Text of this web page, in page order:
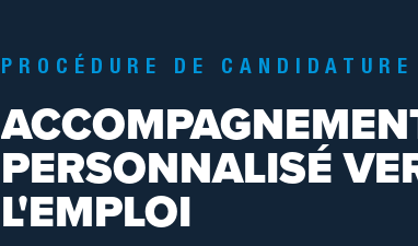
PROCÉDURE DE CANDIDATURE
PERSONNALISÉ
L'EMPLOI